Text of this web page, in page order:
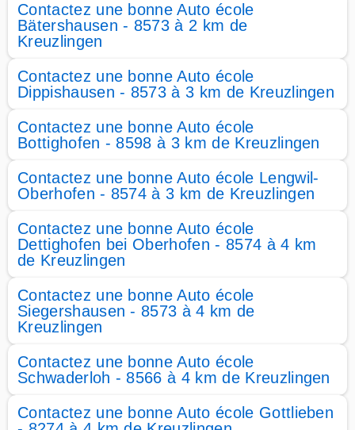
Contactez une bonne Auto école
Bätershausen - 8573 à 2 km de
Kreuzlingen
Contactez une bonne Auto école
Dippishausen - 8573 à 3 km de Kreuzlingen
Contactez une bonne Auto école
Bottighofen - 8598 à 3 km de Kreuzlingen
Contactez une bonne Auto école Lengwil-
Oberhofen - 8574 à 3 km de Kreuzlingen
Contactez une bonne Auto école
Dettighofen bei Oberhofen - 8574 à 4 km
de Kreuzlingen
Contactez une bonne Auto école
Siegershausen - 8573 à 4 km de
Kreuzlingen
Contactez une bonne Auto école
Schwaderloh - 8566 à 4 km de Kreuzlingen
Contactez une bonne Auto école Gottlieben